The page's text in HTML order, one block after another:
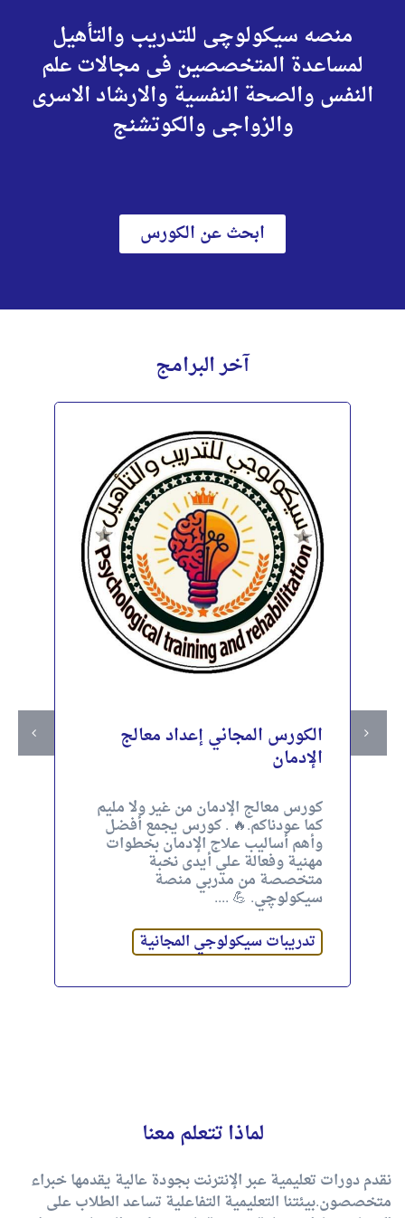
منصه سيكولوچى للتدريب والتأهيل
لمساعدة المتخصصين فى مجالات علم
النفس والصحة النفسية والارشاد الاسرى
والزواجى والكوتشنج
ابحث عن الكورس
آخر البرامج
الكورس المجاني إعداد معالج
الإدمان
كورس معالج الإدمان من غير ولا مليم
كما عودناكم.🔥 . كورس يجمع أفضل
وأهم أساليب علاج الإدمان بخطوات
مهنية وفعالة علي أيدى نخبة
متخصصة من مدربي منصة
سيكولوچي. 💪 ....
تدريبات سيكولوجي المجانية
لماذا تتعلم معنا
نقدم دورات تعليمية عبر الإنترنت بجودة عالية يقدمها خبراء
متخصصون.بيئتنا التعليمية التفاعلية تساعد الطلاب على